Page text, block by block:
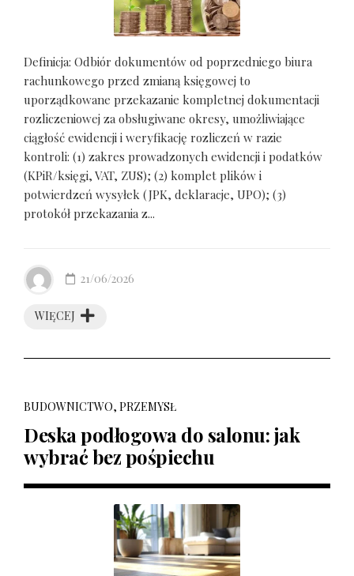
Definicja: Odbiór dokumentów od poprzedniego biura
rachunkowego przed zmianą księgowej to
uporządkowane przekazanie kompletnej dokumentacji
rozliczeniowej za obsługiwane okresy, umożliwiające
ciągłość ewidencji i weryfikację rozliczeń w razie
kontroli: (1) zakres prowadzonych ewidencji i podatków
(KPiR/księgi, VAT, ZUS); (2) komplet plików i
potwierdzeń wysyłek (JPK, deklaracje, UPO); (3)
protokół przekazania z...
WIĘCEJ
21/06/2026
BUDOWNICTWO, PRZEMYSŁ
Deska podłogowa do salonu: jak
wybrać bez pośpiechu